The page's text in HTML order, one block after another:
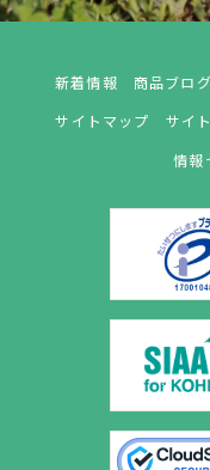
新着情報 商品ブログ
サイトマップ
サイ
情報